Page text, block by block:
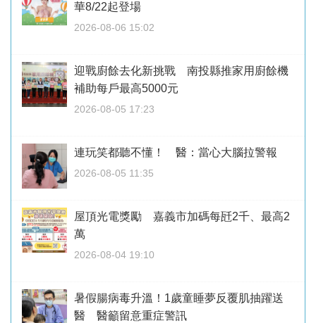
華8/22起登場
2026-08-06 15:02
迎戰廚餘去化新挑戰 南投縣推家用廚餘機
補助每戶最高5000元
2026-08-05 17:23
連玩笑都聽不懂！ 醫：當心大腦拉警報
2026-08-05 11:35
屋頂光電獎勵 嘉義市加碼每瓩2千、最高2
萬
2026-08-04 19:10
暑假腸病毒升溫！1歲童睡夢反覆肌抽躍送
醫 醫籲留意重症警訊